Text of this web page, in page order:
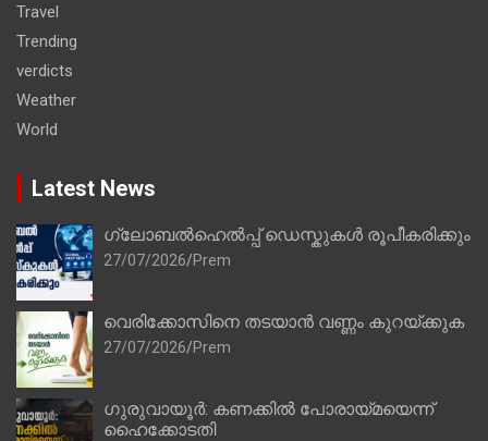
Travel
Trending
verdicts
Weather
World
Latest News
ഗ്ലോബൽഹെൽപ്പ് ഡെസ്കുകൾ രൂപീകരിക്കും
27/07/2026 Prem
വെരിക്കോസിനെ തടയാൻ വണ്ണം കുറയ്ക്കുക
27/07/2026 Prem
ഗുരുവായൂർ: കണക്കിൽ പോരായ്മയെന്ന്
ഹൈക്കോടതി